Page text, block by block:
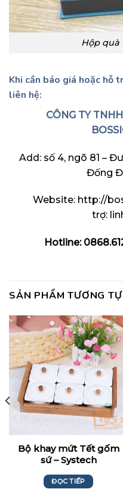
Hộp quà
Khi cần báo giá hoặc hỗ
liên hệ:
CÔNG TY
Add: số 4, ngõ 81 –
Đống
Website: http://
trợ:
Hotline:
SẢN PHẨM TƯƠNG TỰ
Bộ khay mứt Tết gốm
sứ – Systech
ĐỌC TIẾP